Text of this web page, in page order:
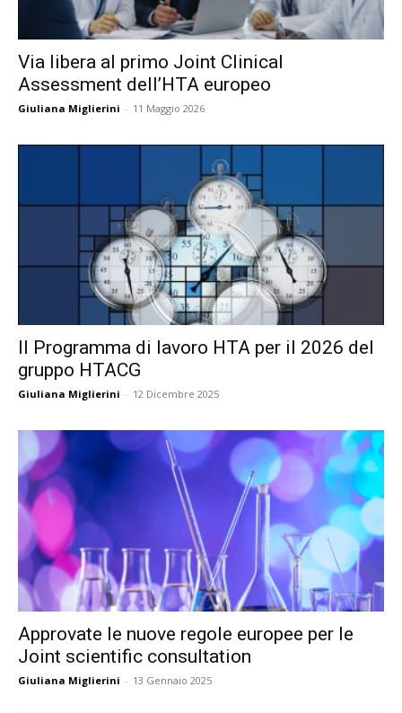
Via libera al primo Joint Clinical
Assessment dell’HTA europeo
Giuliana Miglierini - 11 Maggio 2026
Il Programma di lavoro HTA per il 2026 del
gruppo HTACG
Giuliana Miglierini - 12 Dicembre 2025
Approvate le nuove regole europee per le
Joint scientific consultation
Giuliana Miglierini - 13 Gennaio 2025